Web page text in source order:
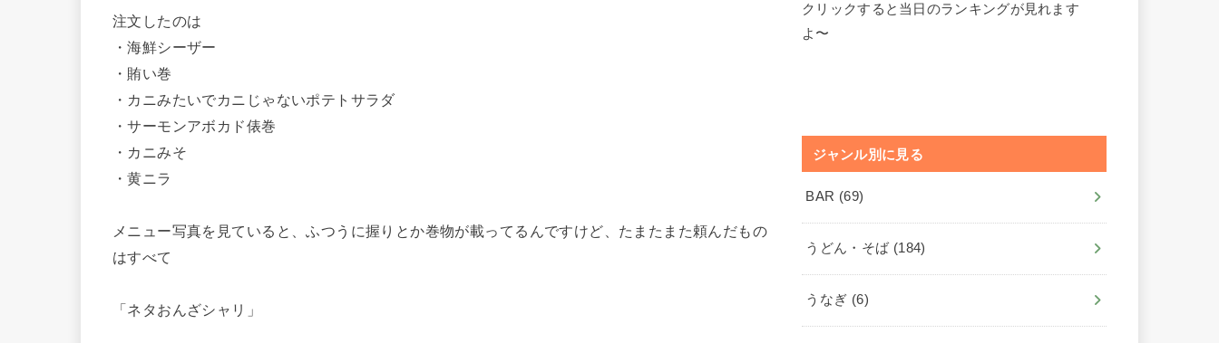
注文したのは
・海鮮シーザー
・賄い巻
・カニみたいでカニじゃないポテトサラダ
・サーモンアボカド俵巻
・カニみそ
・黄ニラ
メニュー写真を見ていると、ふつうに握りとか巻物が載ってるんですけど、たまたまた頼んだもの
はすべて
「ネタおんざシャリ」
クリックすると当日のランキングが見れます
よ〜
ジャンル別に見る
BAR (69)
うどん・そば (184)
うなぎ (6)